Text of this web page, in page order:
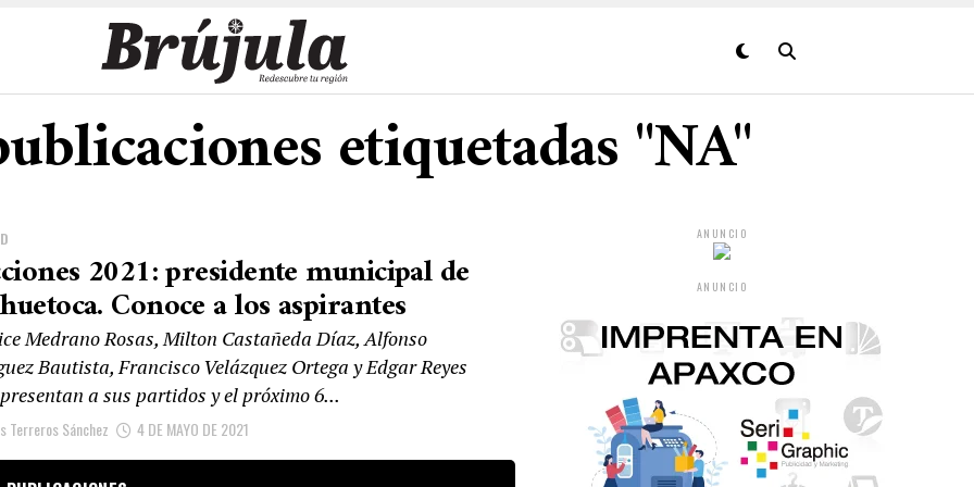
etiquetadas "NA"
2021: presidente municipal de
Conoce a los aspirantes
Medrano Rosas, Milton Castañeda Díaz, Alfonso
Bautista, Francisco Velázquez Ortega y Edgar Reyes
a sus partidos y el próximo 6...
Terreros Sánchez 4 DE MAYO DE 2021
ANUNCIO
ANUNCIO